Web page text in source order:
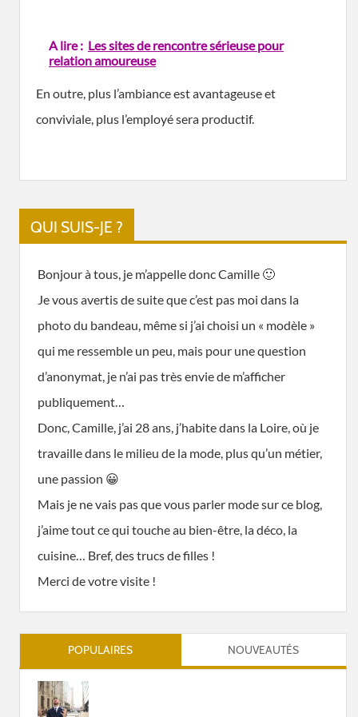
A lire : Les sites de rencontre sérieuse pour
relation amoureuse
En outre, plus l’ambiance est avantageuse et
conviviale, plus l’employé sera productif.
QUI SUIS-JE ?
Bonjour à tous, je m’appelle donc Camille 🙂
Je vous avertis de suite que c’est pas moi dans la
photo du bandeau, même si j’ai choisi un « modèle »
qui me ressemble un peu, mais pour une question
d’anonymat, je n’ai pas très envie de m’afficher
publiquement…
Donc, Camille, j’ai 28 ans, j’habite dans la Loire, où je
travaille dans le milieu de la mode, plus qu’un métier,
une passion 😀
Mais je ne vais pas que vous parler mode sur ce blog,
j’aime tout ce qui touche au bien-être, la déco, la
cuisine… Bref, des trucs de filles !
Merci de votre visite !
POPULAIRES NOUVEAUTÉS